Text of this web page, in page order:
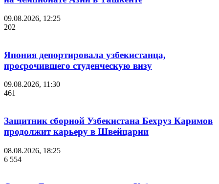
09.08.2026, 12:25
202
Япония депортировала узбекистанца,
просрочившего студенческую визу
09.08.2026, 11:30
461
Защитник сборной Узбекистана Бехруз Каримов
продолжит карьеру в Швейцарии
08.08.2026, 18:25
6 554